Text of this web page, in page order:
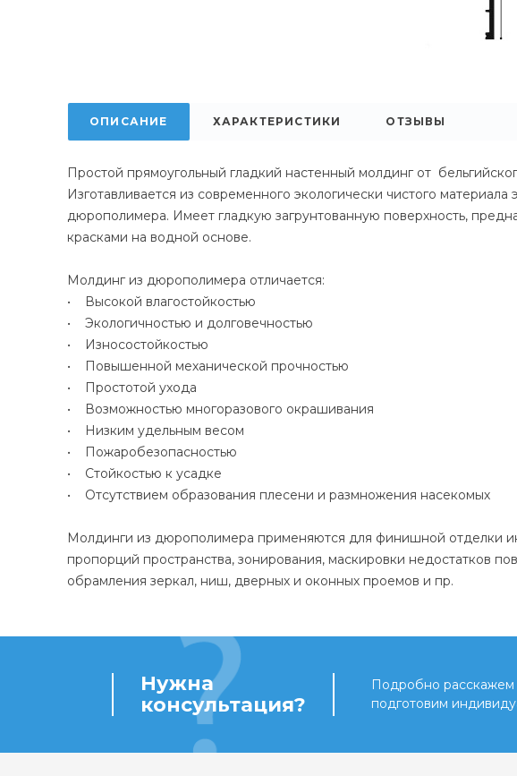
ОПИСАНИЕ ХАРАКТЕРИСТИКИ ОТЗЫВЫ
Простой прямоугольный гладкий настенный молдинг от
Изготавливается из современного экологически чистого
дюрополимера. Имеет гладкую загрунтованную поверхность,
красками на водной основе.
Молдинг из дюрополимера отличается:
• Высокой влагостойкостью
• Экологичностью и долговечностью
• Износостойкостью
• Повышенной механической прочностью
• Простотой ухода
• Возможностью многоразового окрашивания
• Низким удельным весом
• Пожаробезопасностью
• Стойкостью к усадке
• Отсутствием образования плесени и размножения насекомых
Молдинги из дюрополимера применяются для финишной отделки
пропорций пространства, зонирования, маскировки недостатков
обрамления зеркал, ниш, дверных и оконных проемов и пр.
Нужна
консультация?
Подробно расскажем
подготовим